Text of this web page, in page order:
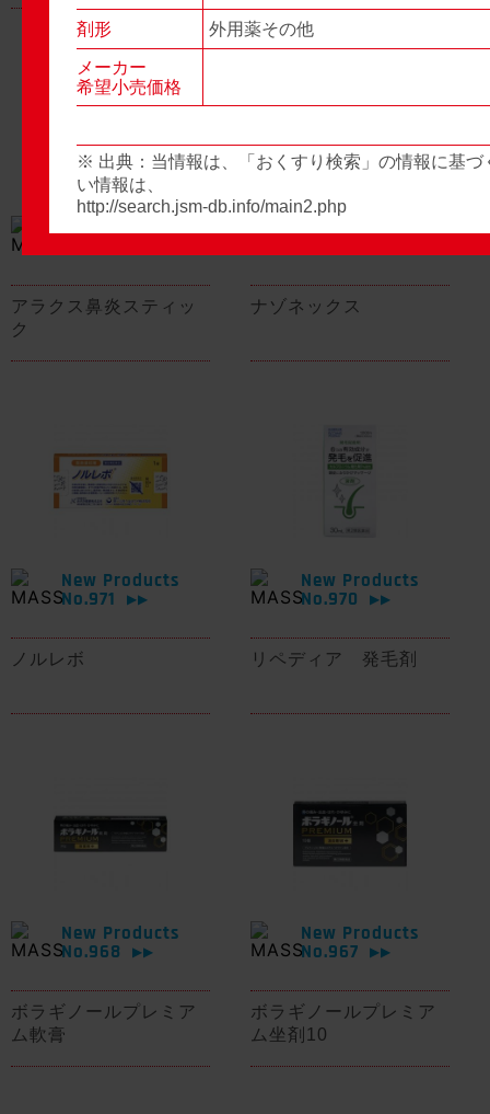
アラクス鼻炎スティッ
ク
ナゾネックス
New Products
No.971
▶▶
ノルレボ
New Products
No.970
▶▶
リペディア 発毛剤
New Products
No.968
▶▶
ボラギノールプレミア
ム軟膏
New Products
No.967
▶▶
ボラギノールプレミア
ム坐剤10
剤形 外用薬その他
メーカー
希望小売価格
※ 出典：当情報は、「おくすり検索」の情報に基づ
い情報は、
http://search.jsm-db.info/main2.php